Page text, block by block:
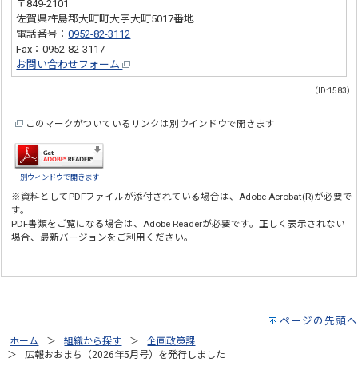
〒849-2101
佐賀県杵島郡大町町大字大町5017番地
電話番号：0952-82-3112
Fax：0952-82-3117
お問い合わせフォーム
（ID:1583）
このマークがついているリンクは別ウインドウで開きます
別ウィンドウで開きます
※資料としてPDFファイルが添付されている場合は、Adobe Acrobat(R)が必要で
す。
PDF書類をご覧になる場合は、Adobe Readerが必要です。正しく表示されない
場合、最新バージョンをご利用ください。
ページの先頭へ
ホーム 組織から探す
企画政策課
広報おおまち（2026年5月号）を発行しました